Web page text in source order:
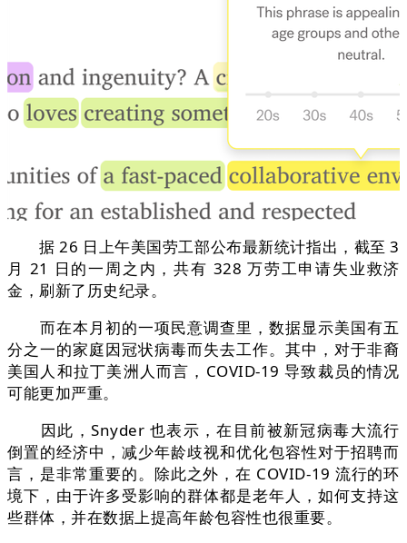
据 26 日上午美国劳工部公布最新统计指出，截至 3
月 21 日的一周之内，共有 328 万劳工申请失业救济
金，刷新了历史纪录。
而在本月初的一项民意调查里，数据显示美国有五
分之一的家庭因冠状病毒而失去工作。其中，对于非裔
美国人和拉丁美洲人而言，COVID-19 导致裁员的情况
可能更加严重。
因此，Snyder 也表示，在目前被新冠病毒大流行
倒置的经济中，减少年龄歧视和优化包容性对于招聘而
言，是非常重要的。除此之外，在 COVID-19 流行的环
境下，由于许多受影响的群体都是老年人，如何支持这
些群体，并在数据上提高年龄包容性也很重要。